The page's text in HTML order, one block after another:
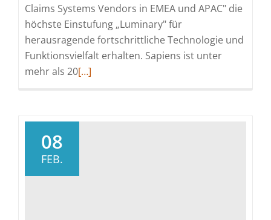
Claims Systems Vendors in EMEA und APAC" die
höchste Einstufung „Luminary" für
herausragende fortschrittliche Technologie und
Funktionsvielfalt erhalten. Sapiens ist unter
mehr als 20Read
[…]
08
FEB.